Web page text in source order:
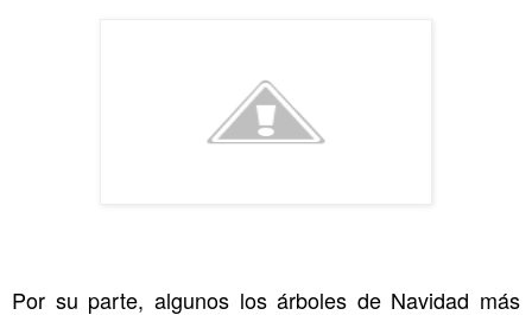
Por su parte, algunos los árboles de Navidad más